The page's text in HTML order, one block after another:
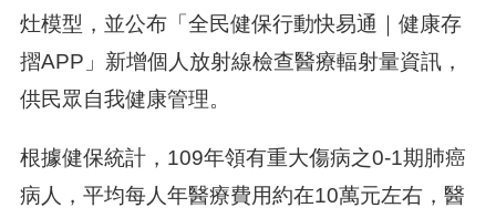
灶模型，並公布「全民健保行動快易通｜健康存
摺APP」新增個人放射線檢查醫療輻射量資訊，
供民眾自我健康管理。
根據健保統計，109年領有重大傷病之0-1期肺癌
病人，平均每人年醫療費用約在10萬元左右，醫